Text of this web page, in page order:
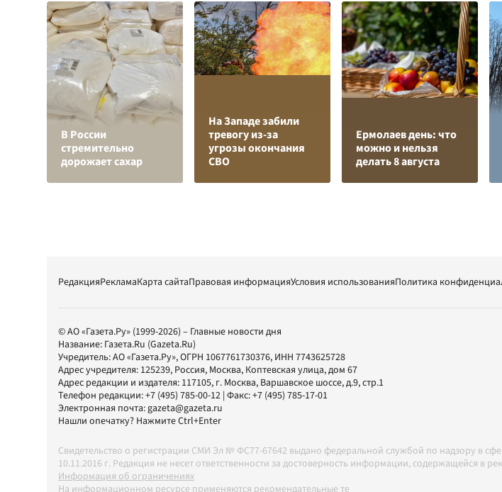
В России
стремительно
дорожает сахар
На Западе забили
тревогу из-за
угрозы окончания
СВО
Ермолаев день: что
можно и нельзя
делать 8 августа
РедакцияРекламаКарта сайтаПравовая информацияУсловия использованияПолитика
© АО «Газета.Ру» (1999-2026) – Главные новости дня
Название: Газета.Ru (Gazeta.Ru)
Учредитель:АО «Газета.Ру», ОГРН 1067761730376, ИНН 7743625728
Адрес учредителя: 125239, Россия, Москва, Коптевская улица, дом 67
Адрес редакции и издателя: 117105, г. Москва, Варшавское шоссе, д.9, стр.1
Телефон редакции:+7 (495) 785-00-12 | Факс:+7 (495) 785-17-01
Электронная почта:gazeta@gazeta.ru
Нашли опечатку? Нажмите Ctrl+Enter
Свидетельство о регистрации СМИ Эл № ФС77-67642 выдано федеральной службой по надзору в
10.11.2016 г. Редакция не несет ответственности за достоверность информации, содержащейся в
Информация об ограничениях
На информационном ресурсе применяются рекомендательные технологии в соответствии с